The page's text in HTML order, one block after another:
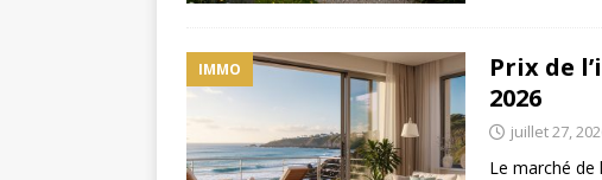
IMMO
Prix de
2026
juillet 27,
Le marché de